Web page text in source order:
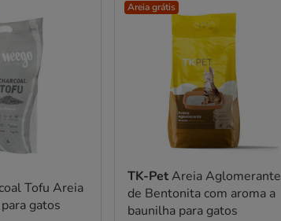
Tofu Areia
gatos
Areia grátis
TK-PetAreia Aglomerante
de Bentonita com aroma a
baunilha para gatos